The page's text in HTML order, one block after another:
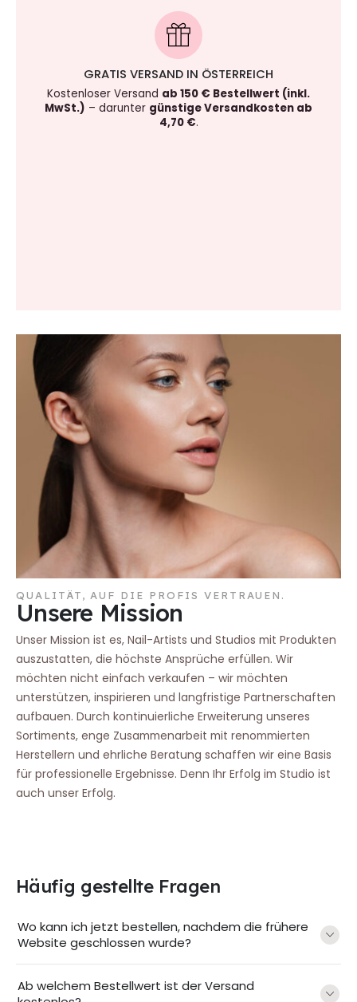
GRATIS VERSAND IN ÖSTERREICH
Kostenloser Versand ab 150 € Bestellwert (inkl.
MwSt.) – darunter günstige Versandkosten ab
4,70 €.
QUALITÄT, AUF DIE PROFIS VERTRAUEN.
Unsere Mission
Unser Mission ist es, Nail-Artists und Studios mit Produkten
auszustatten, die höchste Ansprüche erfüllen. Wir
möchten nicht einfach verkaufen – wir möchten
unterstützen, inspirieren und langfristige Partnerschaften
aufbauen. Durch kontinuierliche Erweiterung unseres
Sortiments, enge Zusammenarbeit mit renommierten
Herstellern und ehrliche Beratung schaffen wir eine Basis
für professionelle Ergebnisse. Denn Ihr Erfolg im Studio ist
auch unser Erfolg.
Häufig gestellte Fragen
Wo kann ich jetzt bestellen, nachdem die frühere
Website geschlossen wurde?
Ab welchem Bestellwert ist der Versand